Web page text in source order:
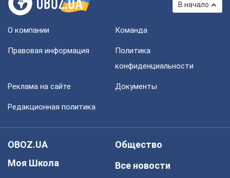
В начало
О компании Команда
Правовая информация
Политика
конфиденциальности
Реклама на сайте Документы
Редакционная политика
OBOZ.UA
Моя Школа
Общество
Все новости